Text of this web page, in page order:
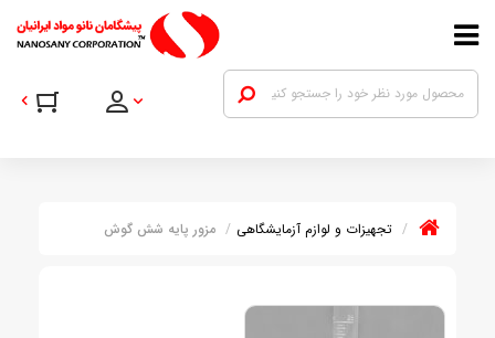
تجهیزات و لوازم آزمایشگاهی مزور پایه شش گوش